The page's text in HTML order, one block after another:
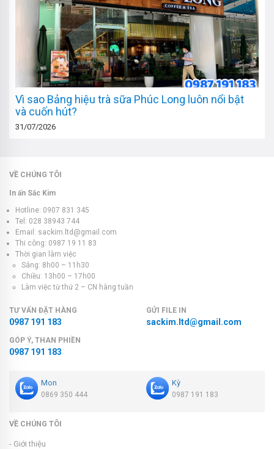
Vì sao Bảng hiệu trà sữa Phúc Long luôn nổi bật
và cuốn hút?
31/07/2026
VỀ CHÚNG TÔI
In ấn Sắc Kim
Hotline: 0907 831 345
Tel: 028 38943 744
Email: sackim.ltd@gmail.com
Thi công: 0987 19 11 83
Thời gian làm việc
Sáng: 8h00 – 11h30
Chiều: 13h00 – 17h00
Làm việc từ thứ 2 – CN hàng tuần
TƯ VẤN ĐẶT HÀNG
0987 191 183
GỬI FILE IN
sackim.ltd@gmail.com
GÓP Ý, THAN PHIỀN
0987 191 183
Mon
0869 350 444
Kỳ
0987 191 183
VỀ CHÚNG TÔI
- Giới thiệu